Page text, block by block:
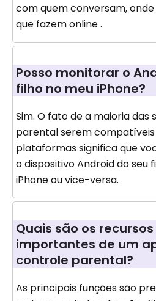
com quem conversam,
que fazem online .
Posso monitorar o
filho no meu iPhone?
Sim. O fato de a maioria das
parental serem
plataformas significa que
o dispositivo Android do seu
iPhone ou vice-versa.
Quais são os
importantes de um
controle parental?
As principais funções são